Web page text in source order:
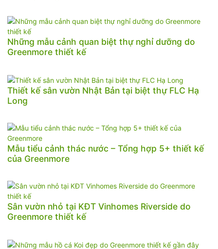
Những mẫu cảnh quan biệt thự nghỉ dưỡng do
Greenmore thiết kế
Thiết kế sân vườn Nhật Bản tại biệt thự FLC Hạ
Long
Mẫu tiểu cảnh thác nước – Tổng hợp 5+ thiết kế
của Greenmore
Sân vườn nhỏ tại KĐT Vinhomes Riverside do
Greenmore thiết kế